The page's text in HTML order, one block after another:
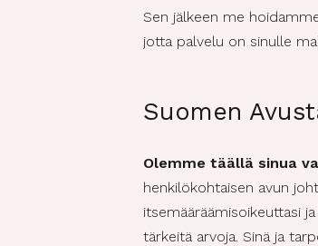
Sen jälkeen me
jotta palvelu on sinulle
Suomen
Olemme täällä sinua
henkilökohtaisen avun
itsemääräämisoikeuttasi
tärkeitä arvoja. Sinä ja